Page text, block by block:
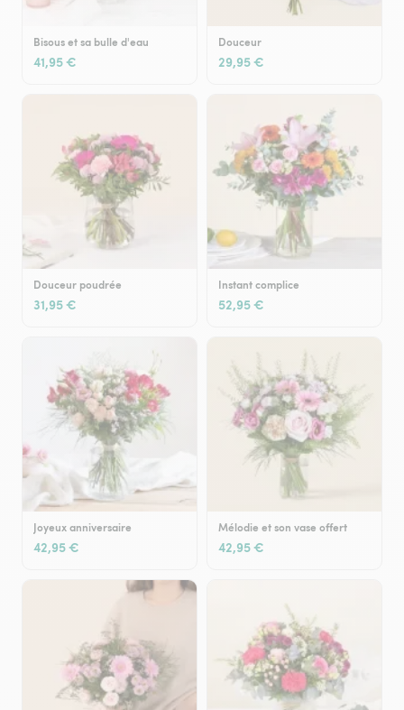
Bisous et sa bulle d'eau
41,95 €
Douceur
29,95 €
Douceur poudrée
31,95 €
Instant complice
52,95 €
Joyeux anniversaire
42,95 €
Mélodie et son vase offert
42,95 €